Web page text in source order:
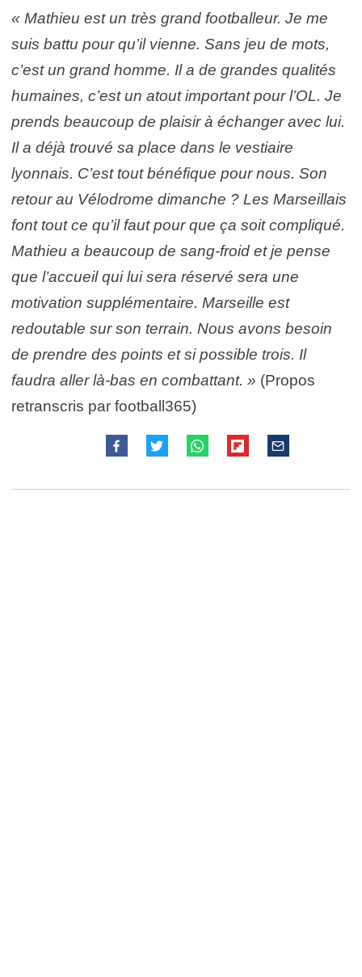
« Mathieu est un très grand footballeur. Je me
suis battu pour qu’il vienne. Sans jeu de mots,
c’est un grand homme. Il a de grandes qualités
humaines, c’est un atout important pour l’OL. Je
prends beaucoup de plaisir à échanger avec lui.
Il a déjà trouvé sa place dans le vestiaire
lyonnais. C’est tout bénéfique pour nous. Son
retour au Vélodrome dimanche ? Les Marseillais
font tout ce qu’il faut pour que ça soit compliqué.
Mathieu a beaucoup de sang-froid et je pense
que l’accueil qui lui sera réservé sera une
motivation supplémentaire. Marseille est
redoutable sur son terrain. Nous avons besoin
de prendre des points et si possible trois. Il
faudra aller là-bas en combattant. » (Propos
retranscris par football365)